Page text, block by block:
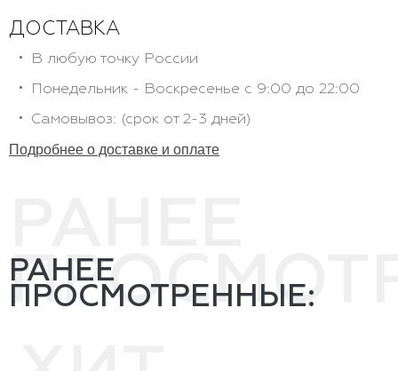
ДОСТАВКА
В любую точку России
Понедельник - Воскресенье с 9:00 до 22:00
Самовывоз: (срок от 2-3 дней)
Подробнее о доставке и оплате
РАНЕЕ
ПРОСМОТРЕННЫЕ: